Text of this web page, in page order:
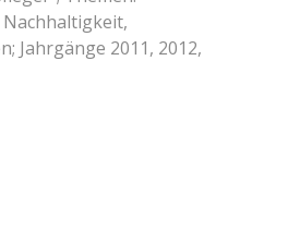
Nachhaltigkeit,
Jahrgänge 2011, 2012,